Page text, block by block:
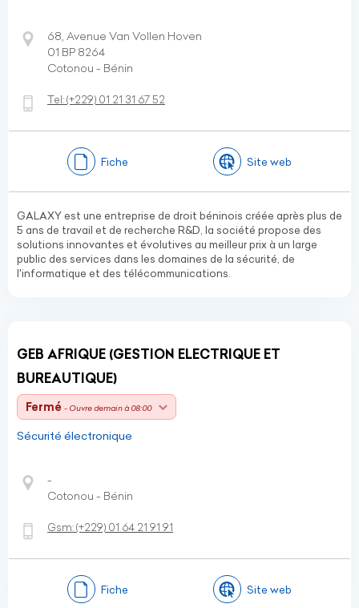
68, Avenue Van Vollen Hoven
01 BP 8264
Cotonou - Bénin
Tel:(+229) 01 21 31 67 52
Fiche Site web
GALAXY est une entreprise de droit béninois créée après plus de
5 ans de travail et de recherche R&D, la société propose des
solutions innovantes et évolutives au meilleur prix à un large
public des services dans les domaines de la sécurité, de
l'informatique et des télécommunications.
GEB AFRIQUE (GESTION ELECTRIQUE ET
BUREAUTIQUE)
Fermé - Ouvre demain à 08:00
Sécurité électronique
-
Cotonou - Bénin
Gsm:(+229) 01 64 21 91 91
Fiche Site web